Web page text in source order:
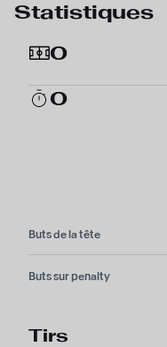
Statistiques
0
0
Buts de la tête
Buts sur penalty
Tirs